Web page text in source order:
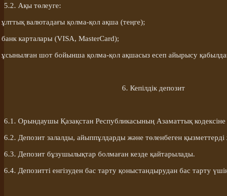
5.2. Ақы төлеуге:
ұлттық валютадағы қолма-қол ақша (теңге);
банк карталары (VISA, MasterCard);
ұсынылған шот бойынша қолма-қол ақшасыз есеп айырысу
6. Кепілдік депозит
6.1. Орындаушы Қазақстан Республикасының Азаматтық кодексіне
6.2. Депозит залалды, айыппұлдарды және төленбеген
6.3. Депозит бұзушылықтар болмаған кезде қайтарылады.
6.4. Депозитті енгізуден бас тарту қоныстандырудан бас тарту